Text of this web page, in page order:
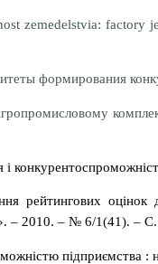
zemedelstvia:
формирования
і
рейтингових
– 2010. – № 6/1(41). –
підприємства